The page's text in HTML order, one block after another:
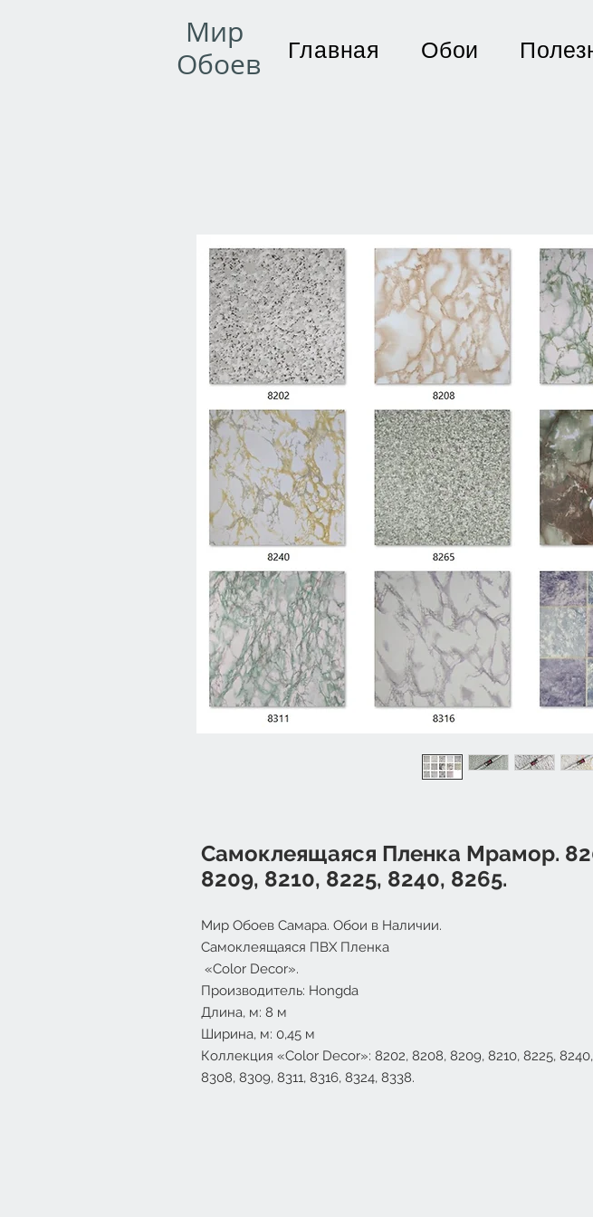
Мир
Обоев
Главная Обои
Самоклеящаяся Пленка Мрамор.
8209, 8210, 8225, 8240, 8265.
Мир Обоев Самара. Обои в Наличии.
Самоклеящаяся ПВХ Пленка
«Color Decor».
Производитель: Hongda
Длина, м: 8 м
Ширина, м: 0,45 м
Коллекция «Color Decor»: 8202, 8208, 8209, 8210, 8225, 8240,
8308, 8309, 8311, 8316, 8324, 8338.